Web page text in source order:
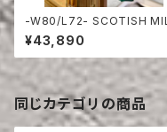
-W80/L72- SCOTISH
TARY CEREMONY PANTS
EAD STOCK
¥43,890
同じカテゴリの商品